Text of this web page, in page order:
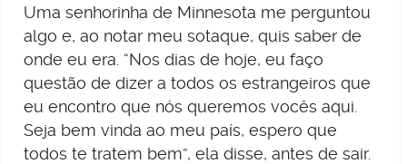
Uma senhorinha de Minnesota me perguntou
algo e, ao notar meu sotaque, quis saber de
onde eu era. “Nos dias de hoje, eu faço
questão de dizer a todos os estrangeiros que
eu encontro que nós queremos vocês aqui.
Seja bem vinda ao meu país, espero que
todos te tratem bem”, ela disse, antes de sair.